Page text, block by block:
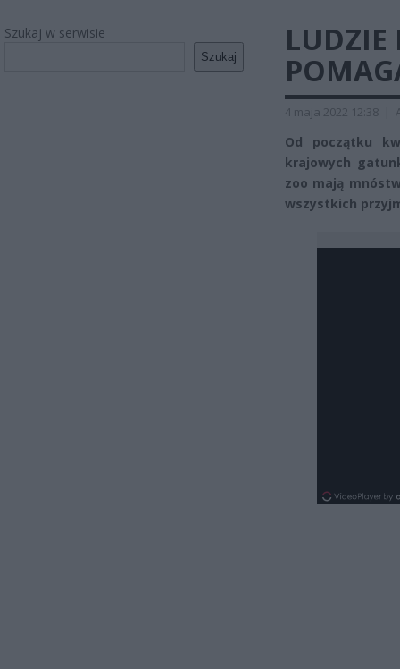
Szukaj w serwisie
Szukaj
LUDZIE
4 maja 2022 12:38 |
Od początku
krajowych
zoo mają
wszystkich